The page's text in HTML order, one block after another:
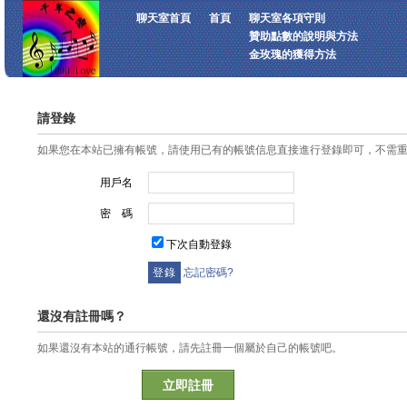
聊天室首頁 首頁
聊天室各項守則
贊助點數的說明與方法
金玫瑰的獲得方法
請登錄
如果您在本站已擁有帳號，請使用已有的帳號信息直接進行登錄即可，不需
用戶名
密 碼
下次自動登錄
忘記密碼?
還沒有註冊嗎？
如果還沒有本站的通行帳號，請先註冊一個屬於自己的帳號吧。
立即註冊